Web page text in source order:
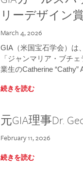
リーデザイン
March 4, 2026
GIA（米国宝石学会）は
「ジャンマリア・ブチ
業生のCatherine “Cathy”
続きを読む
元GIA理事Dr.
February 11, 2026
続きを読む